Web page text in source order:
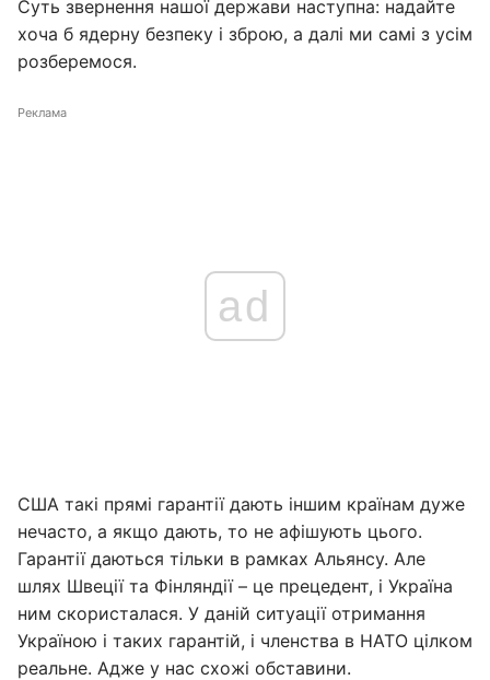
Суть звернення нашої держави наступна: надайте
хоча б ядерну безпеку і зброю, а далі ми самі з усім
розберемося.
Реклама
ad
США такі прямі гарантії дають іншим країнам дуже
нечасто, а якщо дають, то не афішують цього.
Гарантії даються тільки в рамках Альянсу. Але
шлях Швеції та Фінляндії – це прецедент, і Україна
ним скористалася. У даній ситуації отримання
Україною і таких гарантій, і членства в НАТО цілком
реальне. Адже у нас схожі обставини.